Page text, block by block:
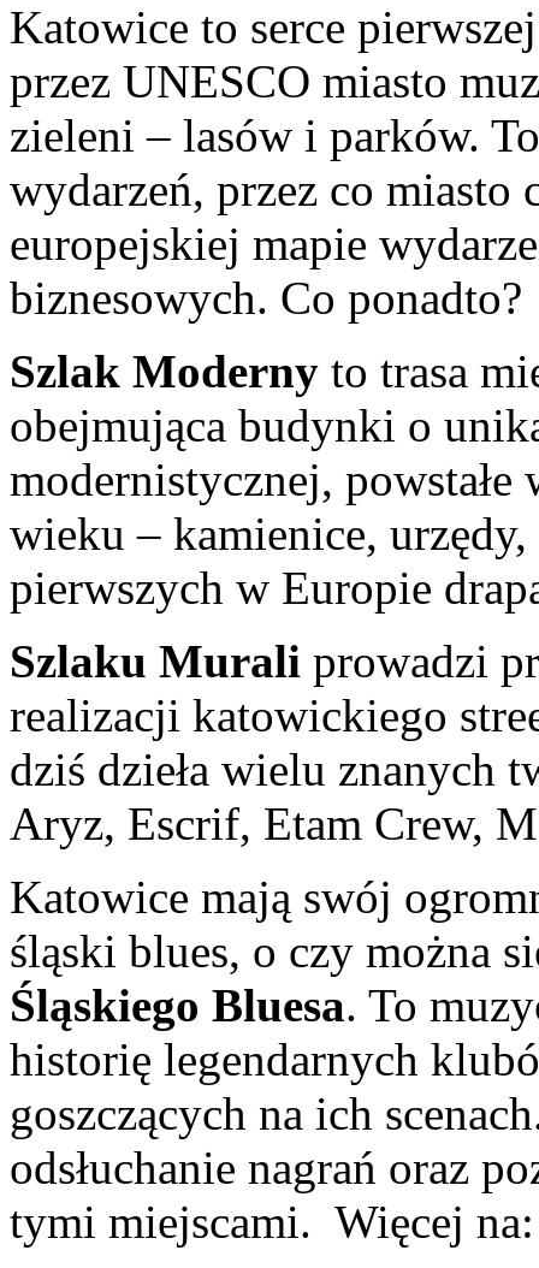
Katowice to serce
przez UNESCO miasto
zieleni – lasów i parków.
wydarzeń, przez co miasto
europejskiej mapie
biznesowych. Co ponadto?
Szlak Moderny to trasa
obejmująca budynki o
modernistycznej, powstałe
wieku – kamienice,
pierwszych w Europie
Szlaku Murali prowadzi
realizacji katowickiego
dziś dzieła wielu znanych
Aryz, Escrif, Etam Crew,
Katowice mają swój
śląski blues, o czy można
Śląskiego Bluesa. To
historię legendarnych
goszczących na ich
odsłuchanie nagrań oraz
tymi miejscami. Więcej